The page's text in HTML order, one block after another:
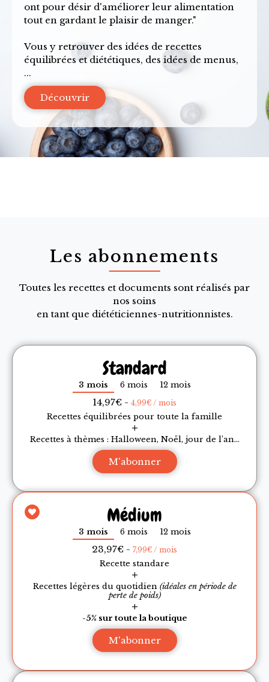
ont pour désir d'améliorer leur alimentation
tout en gardant le plaisir de manger."
Vous y retrouver des idées de recettes
équilibrées et diététiques, des idées de menus,
...
Découvrir
Les abonnements
Toutes les recettes et documents sont réalisés par
nos soins
en tant que diététiciennes-nutritionnistes.
Standard
3 mois 6 mois 12 mois
14,97€ - 4,99€ / mois
Recettes équilibrées pour toute la famille
+
Recettes à thèmes : Halloween, Noël, jour de l’an...
M'abonner
Médium
3 mois 6 mois 12 mois
23,97€ - 7,99€ / mois
Recette standare
+
Recettes légères du quotidien (idéales en période de
perte de poids)
+
-5% sur toute la boutique
M'abonner